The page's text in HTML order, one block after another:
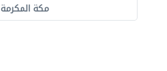
مكة المكرمة